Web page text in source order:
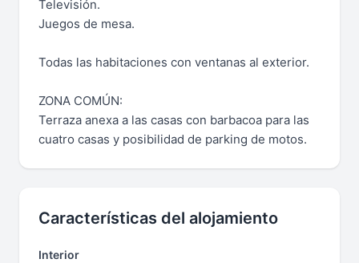
Televisión.
Juegos de mesa.
Todas las habitaciones con ventanas al exterior.
ZONA COMÚN:
Terraza anexa a las casas con barbacoa para las
cuatro casas y posibilidad de parking de motos.
Características del alojamiento
Interior